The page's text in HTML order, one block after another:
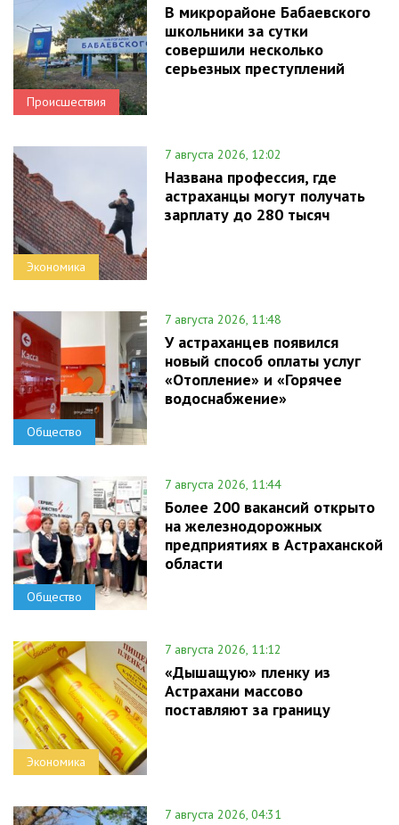
Происшествия
В микрорайоне Бабаевского
школьники за сутки
совершили несколько
серьезных преступлений
Экономика
7 августа 2026, 12:02
Названа профессия, где
астраханцы могут получать
зарплату до 280 тысяч
Общество
7 августа 2026, 11:48
У астраханцев появился
новый способ оплаты услуг
«Отопление» и «Горячее
водоснабжение»
Общество
7 августа 2026, 11:44
Более 200 вакансий открыто
на железнодорожных
предприятиях в Астраханской
области
Экономика
7 августа 2026, 11:12
«Дышащую» пленку из
Астрахани массово
поставляют за границу
7 августа 2026, 04:31